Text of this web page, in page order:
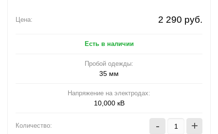
Цена: 2 290 руб.
Есть в наличии
Пробой одежды:
35 мм
Напряжение на электродах:
10,000 кВ
Количество: - +